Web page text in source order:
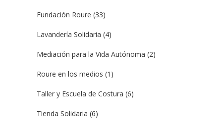
Fundación Roure (33)
Lavandería Solidaria (4)
Mediación para la Vida Autónoma (2)
Roure en los medios (1)
Taller y Escuela de Costura (6)
Tienda Solidaria (6)